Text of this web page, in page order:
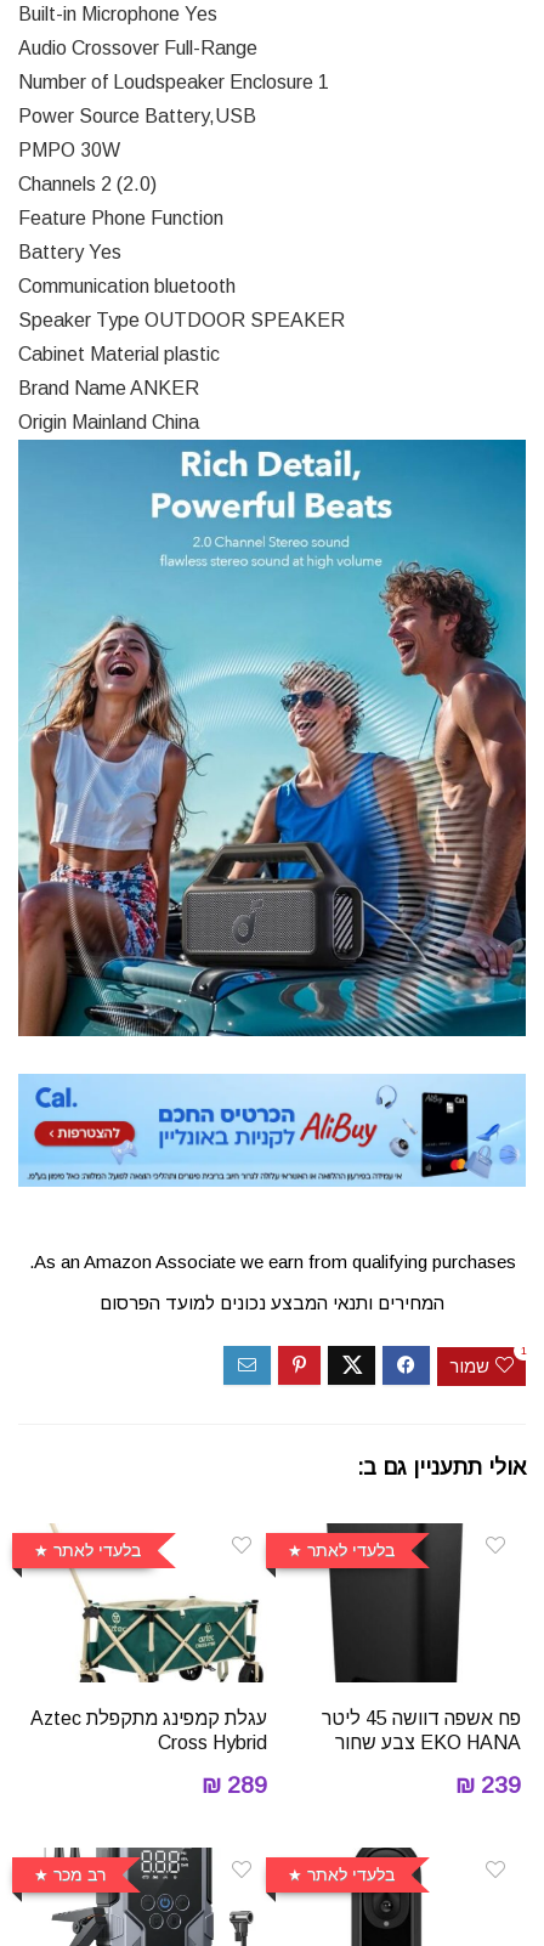
Built-in Microphone Yes
Audio Crossover Full-Range
Number of Loudspeaker Enclosure 1
Power Source Battery,USB
PMPO 30W
Channels 2 (2.0)
Feature Phone Function
Battery Yes
Communication bluetooth
Speaker Type OUTDOOR SPEAKER
Cabinet Material plastic
Brand Name ANKER
Origin Mainland China
As an Amazon Associate we earn from qualifying purchases.
המחירים ותנאי המבצע נכונים למועד הפרסום
שמור
1
אולי תתעניין גם ב:
בלעדי לאתר
פח אשפה דוושה 45 ליטר
EKO HANA צבע שחור
239 ₪
בלעדי לאתר
עגלת קמפינג מתקפלת Aztec
Cross Hybrid
289 ₪
בלעדי לאתר רב מכר